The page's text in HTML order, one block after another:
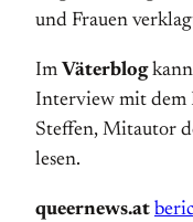
und Frauen
Im Väterblog
Interview mit dem
Steffen, Mitautor
lesen.
queernews.at